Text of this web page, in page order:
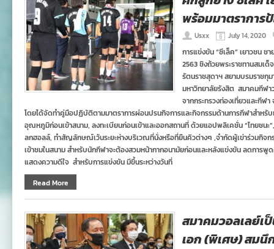
พร้อมมาตราการ
Usxx July 14, 2020
การแข่งขัน “ซีเล็ค” เยาวชน ช
2563 ชิงถ้วยพระราชทานสมเด็
รัตนราชสุดาฯ สยามบรมราชกุ
มหาวิทยาลัยรังสิต สมาคมกีฬ
จากกระทรวงท่องเที่ยวและกีฬ
โดยได้จัดทำคู่มือปฏิบัติตามมาตราการผ่อนปรนกิจการและกิจกรรมด้านการกีฬาสำหรับ
อุณหภูมิก่อนเข้าสนาม, ลงทะเบียนก่อนเข้าและออกสถานที่ ด้วยแอปพลิเคชั่น “ไทยชน
ลกฮอลล์, ทำสัญลักษณ์เว้นระยะห่างบริเวณที่นั่งหรือที่ยืนคิวต่างๆ ,จำกัดผู้เข่าร่วมกิจก
เข้าชมในสนาม สำหรับนักกีฬาจะต้องสวมหน้ากากอนามัยก่อนและหลังแข่งขัน ลดการพู
แสดงความดีใจ สำหรับการแข่งขัน มีขึ้นระหว่างวันที่
Read More
สมาคมวอลเลย์เ
เอก (พิเศษ) สมนึ